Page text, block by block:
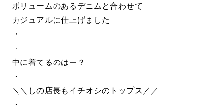
ボリュームのあるデニムと合わせて
カジュアルに仕上げました
・
・
中に着てるのはー？
・
＼＼しの店長もイチオシのトップス／／
・